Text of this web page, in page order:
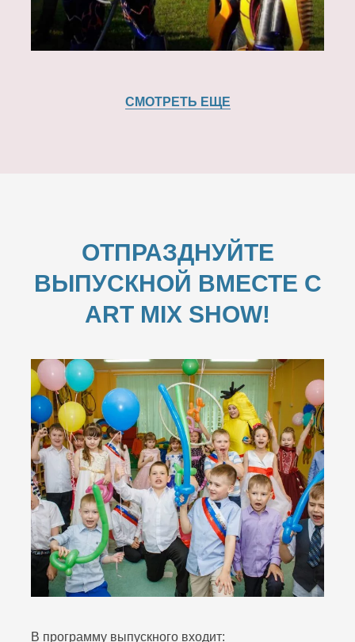
СМОТРЕТЬ ЕЩЕ
ОТПРАЗДНУЙТЕ
ВЫПУСКНОЙ ВМЕСТЕ С
ART MIX SHOW!
В программу выпускного входит: